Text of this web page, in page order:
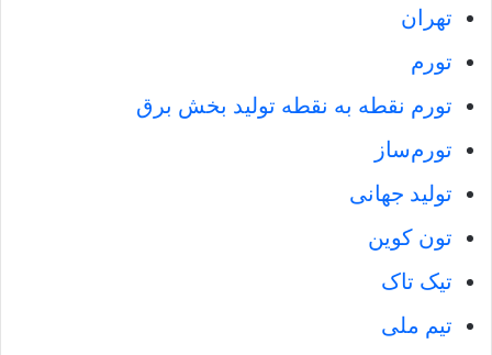
تهران
تورم
تورم نقطه به نقطه تولید بخش برق
تورم‌ساز
تولید جهانی
تون کوین
تیک تاک
تیم ملی